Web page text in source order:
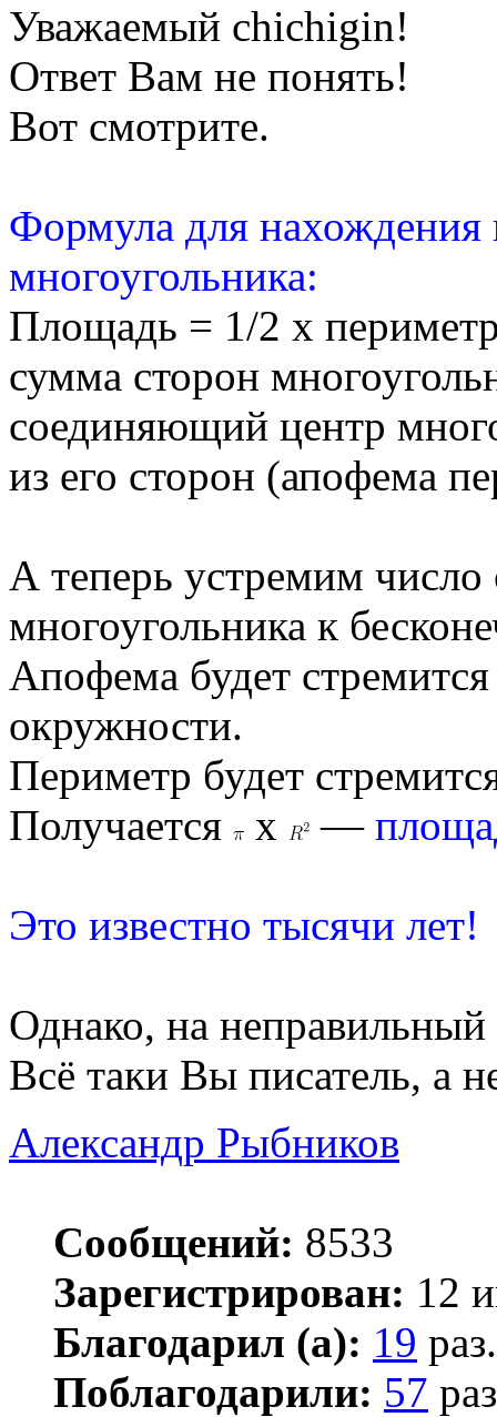
Уважаемый chichigin!
Ответ Вам не понять!
Вот смотрите.
Формула для нахождения
многоугольника:
Площадь = 1/2 х
сумма сторон
соединяющий центр
из его сторон (апофема
А теперь устремим число
многоугольника к
Апофема будет
окружности.
Периметр будет
Получается х —
Это известно тысячи лет!
Однако, на
Всё таки Вы писатель, а
Александр Рыбников
Сообщений: 8533
Зарегистрирован: 12
Благодарил (а): 19 раз.
Поблагодарили: 57